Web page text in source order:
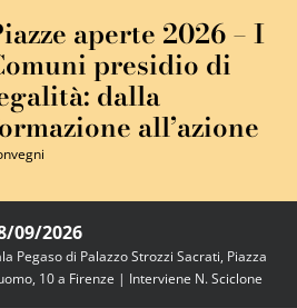
aperte 2026 – I
presidio di
dalla
all’azione
09/2026
Pegaso di Palazzo Strozzi Sacrati, Piazza
10 a Firenze | Interviene N. Sciclone